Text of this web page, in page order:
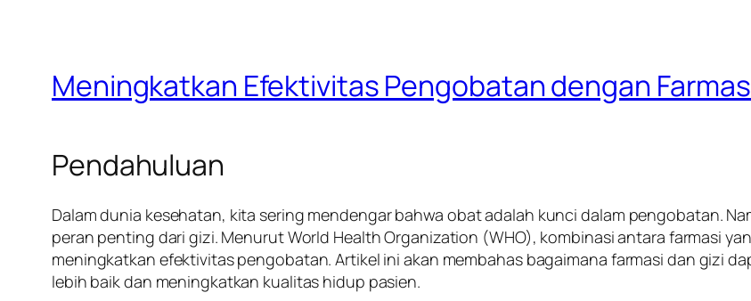
Meningkatkan Efektivitas Pengobatan dengan
Pendahuluan
Dalam dunia kesehatan, kita sering mendengar bahwa obat adalah kunci dalam pengobatan.
peran penting dari gizi. Menurut World Health Organization (WHO), kombinasi antara farmasi
meningkatkan efektivitas pengobatan. Artikel ini akan membahas bagaimana farmasi dan gizi
lebih baik dan meningkatkan kualitas hidup pasien.